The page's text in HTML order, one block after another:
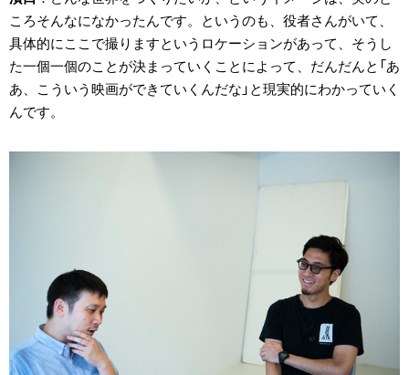
ころそんなになかったんです。というのも、役者さんがいて、
具体的にここで撮りますというロケーションがあって、そうし
た一個一個のことが決まっていくことによって、だんだんと「あ
あ、こういう映画ができていくんだな」と現実的にわかっていく
んです。